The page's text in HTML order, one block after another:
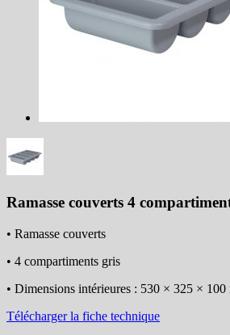
Ramasse couverts 4
• Ramasse couverts
• 4 compartiments gris
• Dimensions intérieures : 530 × 325 × 100
Télécharger la fiche technique